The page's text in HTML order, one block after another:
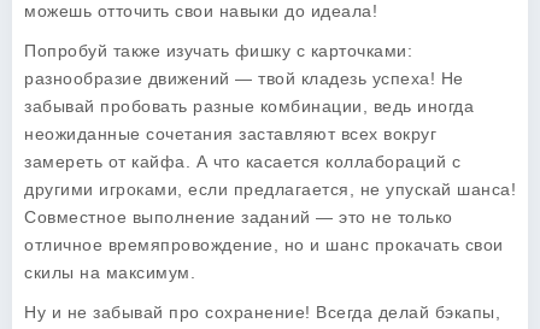
можешь отточить свои навыки до идеала!
Попробуй также изучать фишку с карточками:
разнообразие движений — твой кладезь успеха! Не
забывай пробовать разные комбинации, ведь иногда
неожиданные сочетания заставляют всех вокруг
замереть от кайфа. А что касается коллабораций с
другими игроками, если предлагается, не упускай шанса!
Совместное выполнение заданий — это не только
отличное времяпровождение, но и шанс прокачать свои
скилы на максимум.
Ну и не забывай про сохранение! Всегда делай бэкапы,